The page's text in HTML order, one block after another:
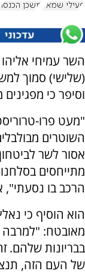
פעילי שמאל משכן הכנסת
השר עמיחי
(שלישי) סמוך
וסיפר כי
"מעט פרו-
השוטרים
אסור לשר
מתייחסים
הרכב בו נסעתי",
הוא הוסיף כי
מאובטח:
בבריונות שלהם.
של העם הזה,